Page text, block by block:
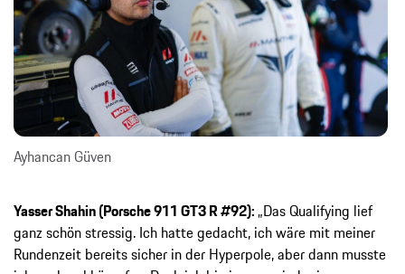
Ayhancan Güven
Yasser Shahin (Porsche 911 GT3 R #92): „Das Qualifying lief
ganz schön stressig. Ich hatte gedacht, ich wäre mit meiner
Rundenzeit bereits sicher in der Hyperpole, aber dann musste